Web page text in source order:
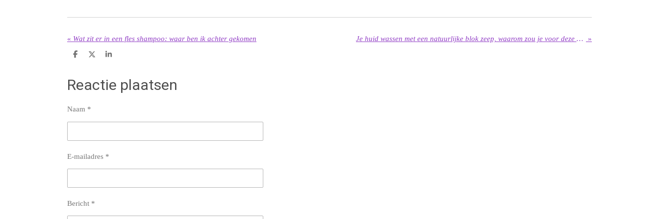
« Wat zit er in een fles shampoo: waar ben ik achter gekomen Je huid wassen met een natuurlijke blok zeep, waarom zou je voor deze ouderwetse optie kiezen? »
D
n
D
S
r
e
Reactie plaatsen
Naam *
E-mailadres *
Bericht *